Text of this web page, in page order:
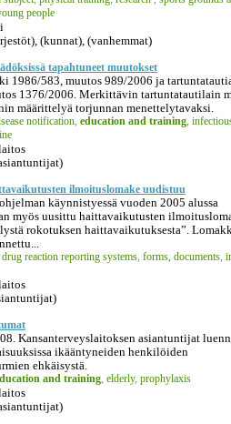
people
(kunnat), (vanhemmat)
tapahtuneet muutokset
1986/583, muutos 989/2006 ja
1376/2006. Merkittävin tartuntatautilain
määrittelyä torjunnan menettelytavaksi.
notification education and training
ilmoituslomake uudistuu
käynnistyessä vuoden 2005 alussa
myös uusittu haittavaikutusten
rokotuksen haittavaikutuksesta”.
drug reaction reporting systems forms, documents
Kansanterveyslaitoksen asiantuntijat
ikääntyneiden henkilöiden
ehkäisystä.
and training elderly, prophylaxis